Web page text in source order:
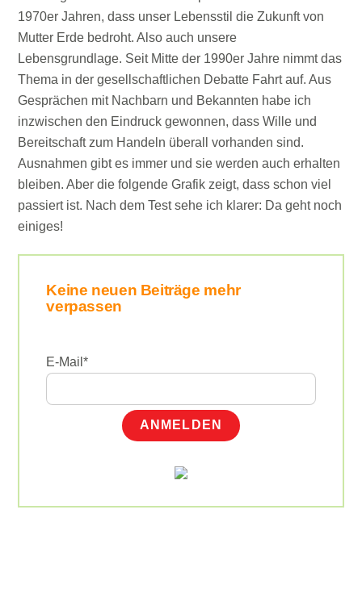
1970er Jahren, dass unser Lebensstil die Zukunft von
Mutter Erde bedroht. Also auch unsere
Lebensgrundlage. Seit Mitte der 1990er Jahre nimmt das
Thema in der gesellschaftlichen Debatte Fahrt auf. Aus
Gesprächen mit Nachbarn und Bekannten habe ich
inzwischen den Eindruck gewonnen, dass Wille und
Bereitschaft zum Handeln überall vorhanden sind.
Ausnahmen gibt es immer und sie werden auch erhalten
bleiben. Aber die folgende Grafik zeigt, dass schon viel
passiert ist. Nach dem Test sehe ich klarer: Da geht noch
einiges!
Keine neuen Beiträge mehr
verpassen
E-Mail*
ANMELDEN